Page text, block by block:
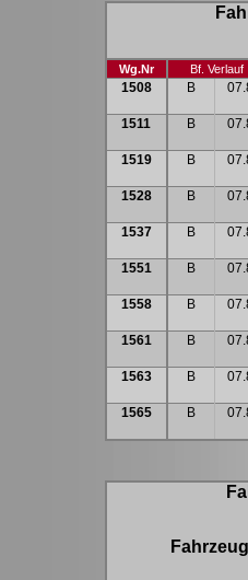
Wg.Nr Bf. Verlauf
1508 B
1511 B
1519 B
1528 B
1537 B
1551 B
1558 B
1561 B
1563 B
1565 B